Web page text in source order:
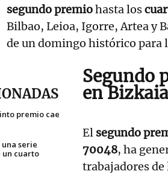
segundo premiohasta los
Bilbao, Leioa, Igorre, Artea y
de un domingo histórico para
premio cae
serie
un cuarto
Segundo
en
El segundo
70048, ha
trabajadores de